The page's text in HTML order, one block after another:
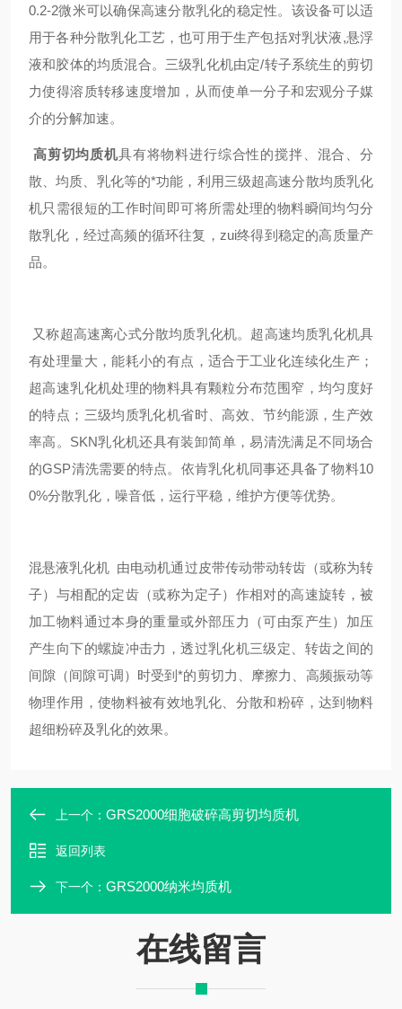
0.2-2微米可以确保高速分散乳化的稳定性。该设备可以适
用于各种分散乳化工艺，也可用于生产包括对乳状液,悬浮
液和胶体的均质混合。三级乳化机由定/转子系统生的剪切
力使得溶质转移速度增加，从而使单一分子和宏观分子媒
介的分解加速。
高剪切均质机具有将物料进行综合性的搅拌、混合、分
散、均质、乳化等的*功能，利用三级超高速分散均质乳化
机只需很短的工作时间即可将所需处理的物料瞬间均匀分
散乳化，经过高频的循环往复，zui终得到稳定的高质量产
品。
又称超高速离心式分散均质乳化机。超高速均质乳化机具
有处理量大，能耗小的有点，适合于工业化连续化生产；
超高速乳化机处理的物料具有颗粒分布范围窄，均匀度好
的特点；三级均质乳化机省时、高效、节约能源，生产效
率高。SKN乳化机还具有装卸简单，易清洗满足不同场合
的GSP清洗需要的特点。依肯乳化机同事还具备了物料10
0%分散乳化，噪音低，运行平稳，维护方便等优势。
混悬液乳化机 由电动机通过皮带传动带动转齿（或称为转
子）与相配的定齿（或称为定子）作相对的高速旋转，被
加工物料通过本身的重量或外部压力（可由泵产生）加压
产生向下的螺旋冲击力，透过乳化机三级定、转齿之间的
间隙（间隙可调）时受到*的剪切力、摩擦力、高频振动等
物理作用，使物料被有效地乳化、分散和粉碎，达到物料
超细粉碎及乳化的效果。
上一个： GRS2000细胞破碎高剪切均质机
返回列表
下一个： GRS2000纳米均质机
在线留言